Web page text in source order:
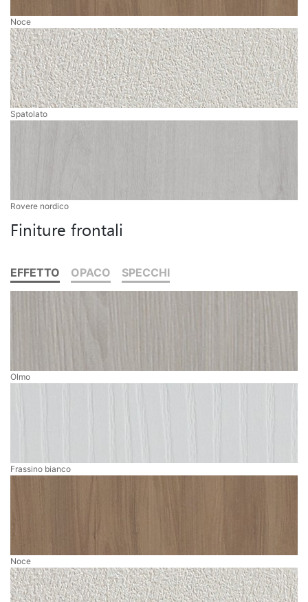
Noce
Spatolato
Rovere nordico
Finiture frontali
EFFETTO OPACO SPECCHI
Olmo
Frassino bianco
Noce